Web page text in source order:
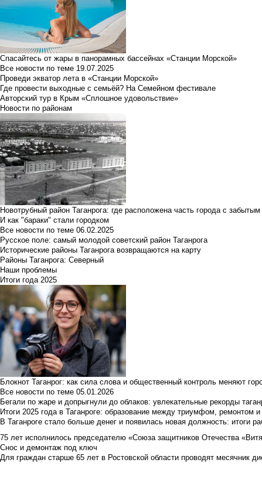
Спасайтесь от жары в панорамных бассейнах «Станции Морской»
Все новости по теме 19.07.2025
Проведи экватор лета в «Станции Морской»
Где провести выходные с семьёй? На Семейном фестивале
Авторский тур в Крым «Сплошное удовольствие»
Новости по районам
Новотрубный район Таганрога: где расположена часть города с
И как "бараки" стали городком
Все новости по теме 06.02.2025
Русское поле: самый молодой советский район Таганрога
Исторические районы Таганрога возвращаются на карту
Районы Таганрога: Северный
Наши проблемы
Итоги года 2025
Блокнот Таганрог: как сила слова и общественный контроль меняют
Все новости по теме 05.01.2026
Бегали по жаре и допрыгнули до облаков: увлекательные рекорды
Итоги 2025 года в Таганроге: образование между триумфом, ремонтом
В Таганроге стало больше денег и появилась новая должность: итоги
75 лет исполнилось председателю «Союза защитников Отечества
Снос и демонтаж под ключ
Для граждан старше 65 лет в Ростовской области проводят месячник